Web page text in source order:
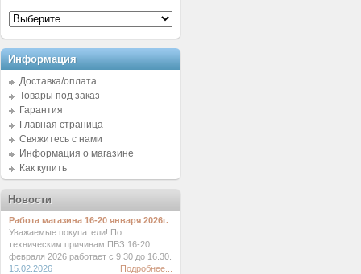
Информация
Доставка/оплата
Товары под заказ
Гарантия
Главная страница
Свяжитесь с нами
Информация о магазине
Как купить
Новости
Работа магазина 16-20 января 2026г.
Уважаемые покупатели! По
техническим причинам ПВЗ 16-20
февраля 2026 работает с 9.30 до 16.30.
15.02.2026
Подробнее...